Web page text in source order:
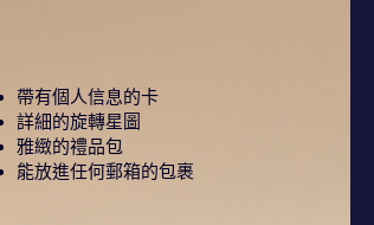
帶有個人信息的卡
詳細的旋轉星圖
雅緻的禮品包
能放進任何郵箱的包裹